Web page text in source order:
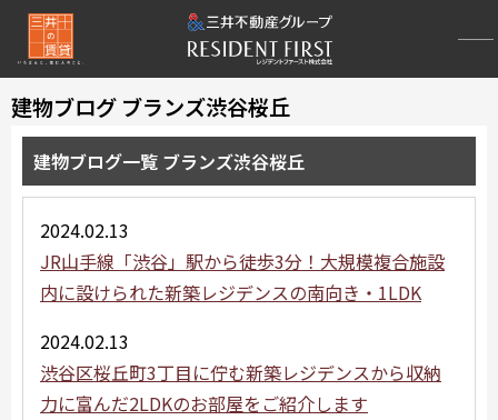
建物ブログ ブランズ渋谷桜丘
建物ブログ一覧 ブランズ渋谷桜丘
2024.02.13
JR山手線「渋谷」駅から徒歩3分！大規模複合施設
内に設けられた新築レジデンスの南向き・1LDK
2024.02.13
渋谷区桜丘町3丁目に佇む新築レジデンスから収納
力に富んだ2LDKのお部屋をご紹介します